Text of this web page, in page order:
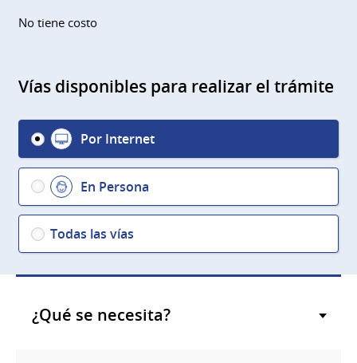
No tiene costo
Vías disponibles para realizar el trámite
Por Internet
En Persona
Todas las vías
¿Qué se necesita?